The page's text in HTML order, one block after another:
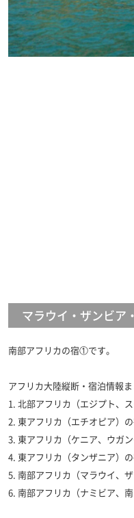
マラウイ・ザンビア
南部アフリカの宿①です。
アフリカ大陸縦断・宿泊情報
1. 北部アフリカ（エジプト、
2. 東アフリカ（エチオピア）
3. 東アフリカ（ケニア、ウガ
4. 東アフリカ（タンザニア）
5. 南部アフリカ（マラウイ、
6. 南部アフリカ（ナミビア、